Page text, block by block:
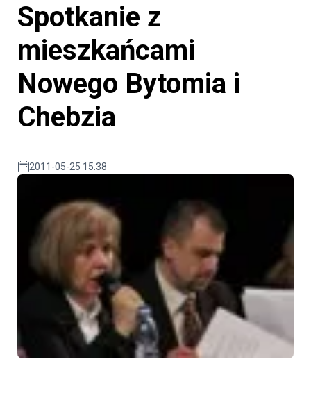
Spotkanie z
mieszkańcami
Nowego Bytomia i
Chebzia
2011-05-25 15:38